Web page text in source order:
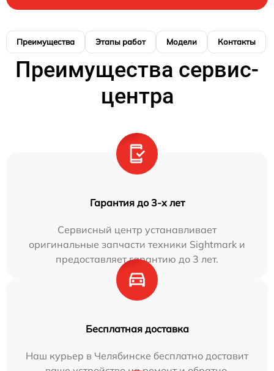
Преимущества Этапы работ Модели Контакты
Преимущества сервис-
центра
Гарантия до 3-х лет
Сервисный центр устанавливает
оригинальные запчасти техники Sightmark и
предоставляет гарантию до 3 лет.
Бесплатная доставка
Наш курьер в Челябинске бесплатно доставит